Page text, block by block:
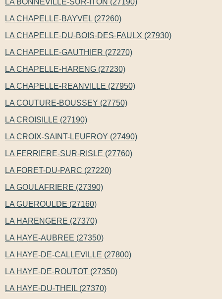
LA CHAPELLE-BAYVEL (27260)
LA CHAPELLE-DU-BOIS-DES-FAULX (27930)
LA CHAPELLE-GAUTHIER (27270)
LA CHAPELLE-HARENG (27230)
LA CHAPELLE-REANVILLE (27950)
LA COUTURE-BOUSSEY (27750)
LA CROISILLE (27190)
LA CROIX-SAINT-LEUFROY (27490)
LA FERRIERE-SUR-RISLE (27760)
LA FORET-DU-PARC (27220)
LA GOULAFRIERE (27390)
LA GUEROULDE (27160)
LA HARENGERE (27370)
LA HAYE-AUBREE (27350)
LA HAYE-DE-CALLEVILLE (27800)
LA HAYE-DE-ROUTOT (27350)
LA HAYE-DU-THEIL (27370)